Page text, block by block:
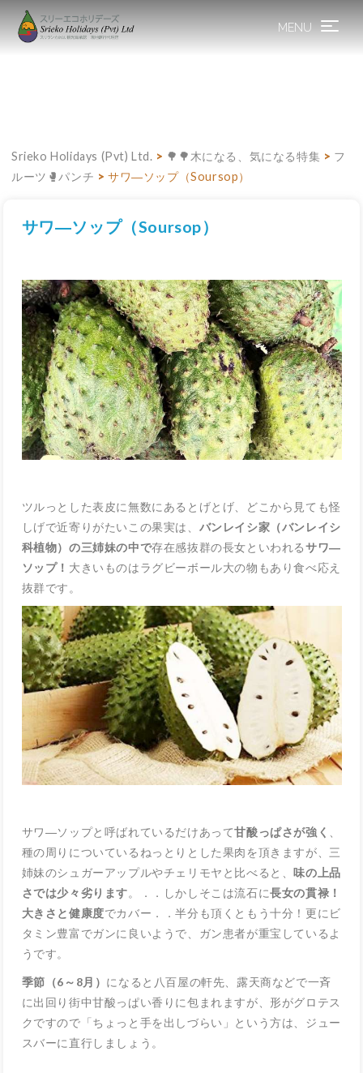
MENU Toggle
Srieko Holidays (Pvt) Ltd. > 🌳🌳木になる、気になる特集 > フ
ルーツ🥊パンチ >サワ―ソップ（Soursop）
サワ―ソップ（Soursop）
ツルっとした表皮に無数にあるとげとげ、どこから見ても怪
しげで近寄りがたいこの果実は、 バンレイシ家（バンレイシ
科植物）の三姉妹の中で存在感抜群の長女といわれるサワ―
ソップ！ 大きいものはラグビーボール大の物もあり食べ応え
抜群です。
サワ―ソップと呼ばれているだけあって甘酸っぱさが強く
種の周りについているねっとりとした果肉を頂きますが、三
姉妹のシュガーアップルやチェリモヤと比べると、味の上品
さでは少々劣ります。．．しかしそこは流石に長女の貫禄！
大きさと健康度でカバー．．半分も頂くともう十分！更にビ
タミン豊富でガンに良いようで、ガン患者が重宝しているよ
うです。
季節（6～8月） になると八百屋の軒先、露天商などで一斉
に出回り街中甘酸っぱい香りに包まれますが、形がグロテス
クですので「ちょっと手を出しづらい」という方は、ジュー
スバーに直行しましょう。